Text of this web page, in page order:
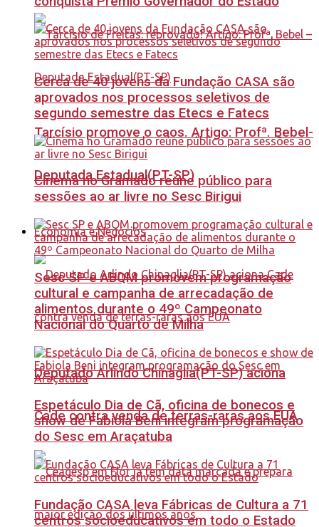
Tarcísio promove o caos. Artigo: Profª. Bebel-
Deputada Estadual(PT-SP)
Economia e Negócios
Deputado Arlindo Chinaglia(PT-SP) aciona
Cade contra venda de terras-raras aos EUA
Cerca de 40 jovens da Fundação CASA são
aprovados nos processos seletivos de
segundo semestre das Etecs e Fatecs
Cinema no Gramado reúne público para
sessões ao ar livre no Sesc Birigui
Sesc SP e ABQM promovem programação
cultural e campanha de arrecadação de
alimentos durante o 49º Campeonato
Nacional do Quarto de Milha
Espetáculo Dia de Cã, oficina de bonecos e
show de Fabiola Beni integram programação
do Sesc em Araçatuba
Fundação CASA leva Fábricas de Cultura a 71
centros socioeducativos em todo o Estado